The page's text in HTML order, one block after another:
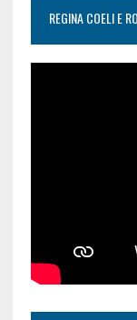
REGINA COELI E